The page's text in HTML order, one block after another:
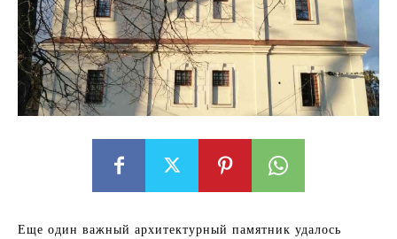
Еще один важный архитектурный памятник удалось